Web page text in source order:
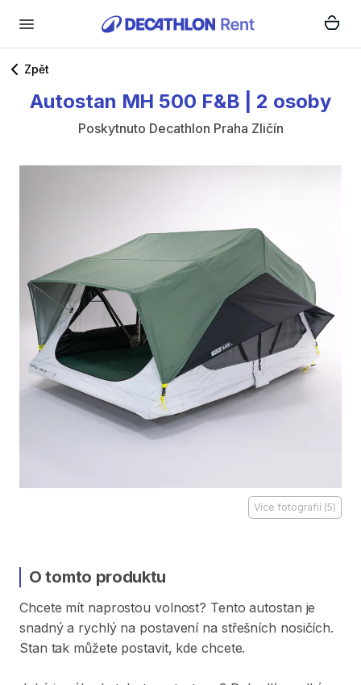
Zpět
Autostan MH 500 F&B 2 osoby
Poskytnuto Decathlon Praha Zličín
Více fotografií (5)
O tomto produktu
Chcete mít naprostou volnost? Tento autostan je
snadný a rychlý na postavení na střešních nosičích.
Stan tak můžete postavit​​​​,​ kde chcete.